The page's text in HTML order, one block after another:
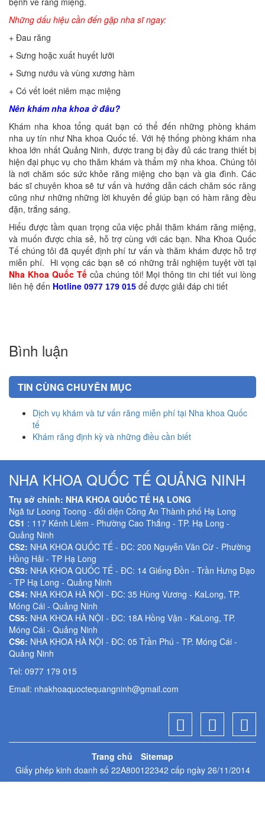
Những dấu hiệu cần đến gặp nha sĩ ngay:
+ Đau răng
+ Sưng hoặc xuất huyết lưỡi
+ Sưng nướu và vùng xương hàm
+ Có vết loét niêm mạc miệng
Nên khám nha khoa ở đâu?
Khám nha khoa tổng quát bạn có thể đến những phòng khám
nha uy tín như Nha khoa Quốc tế. Với hệ thống phòng khám nha
khoa lớn nhất Quảng Ninh, được trang bị đầy đủ các trang thiết bị
hiện đại phục vụ cho thăm khám và thẩm mỹ nha khoa. Chúng tôi
là nơi chăm sóc sức khỏe răng miệng cho bạn và gia đình. Các
bác sĩ chuyên khoa sẽ tư vấn và hướng dẫn cách chăm sóc răng
cũng như những những lời khuyên để giúp bạn có hàm răng đều
đặn, trắng sáng.
Hiểu được tầm quan trọng của việc phải thăm khám răng miệng,
và muốn được chia sẻ, hỗ trợ cùng với các bạn. Nha Khoa Quốc
Tế chúng tôi đã quyết định phí tư vấn và thăm khám được hỗ trợ
miễn phí. Hi vọng các bạn sẽ có những trải nghiệm tuyệt vời tại
Nha Khoa Quốc Tếcủa chúng tôi! Mọi thông tin chi tiết vui lòng
liên hệ đến Hotline 0977 179 015 để được giải đáp chi tiết
Bình luận
TIN CÙNG CHUYÊN MỤC
Dịch vụ khám và tư vấn răng miễn phí tại Nha khoa Quốc
tế
Khám răng định kỳ và những điều cần biết
NHA KHOA QUỐC TẾ QUẢNG NINH
Trụ sở chính: NHA KHOA QUỐC TẾ HẠ LONG
Ngã tư Loong Toong - đối diện Công An Thành phố Hạ Long
CS1 : 117 Kênh Liêm - Phường Cao Thắng - TP. Hạ Long -
Quảng Ninh
CS2: NHA KHOA QUỐC TẾ - ĐC: 200 Nguyễn Văn Cừ - Phường
Hồng Hải - TP Hạ Long
CS3: NHA KHOA QUỐC TẾ - ĐC: 14 Giếng Đồn - Trần Hưng Đạo
- TP Hạ Long - Quảng Ninh
CS4: NHA KHOA HÀ NỘI - ĐC: 35 Hùng Vương - KaLong, TP.
Móng Cái - Quảng Ninh
CS5: NHA KHOA HÀ NỘI - ĐC: 18A Hồng Vận - KaLong, TP.
Móng Cái - Quảng Ninh
CS6: NHA KHOA HÀ NỘI - ĐC: 05 Trần Phú - TP. Móng Cái -
Quảng Ninh
Tel: 0977 179 015
Email: nhakhoaquoctequangninh@gmail.com
Trang chủ
Sitemap
Giấy phép kinh doanh số 22A800122342 cấp ngày 26/11/2014